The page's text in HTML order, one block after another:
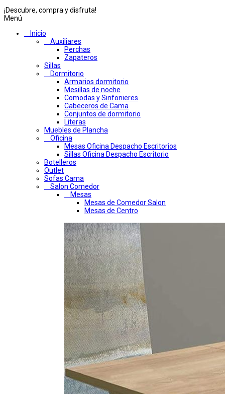
¡Descubre, compra y disfruta!
Menú
Inicio
Auxiliares
Perchas
Zapateros
Sillas
Dormitorio
Armarios dormitorio
Mesillas de noche
Comodas y Sinfonieres
Cabeceros de Cama
Conjuntos de dormitorio
Literas
Muebles de Plancha
Oficina
Mesas Oficina Despacho Escritorios
Sillas Oficina Despacho Escritorio
Botelleros
Outlet
Sofas Cama
Salon Comedor
Mesas
Mesas de Comedor Salon
Mesas de Centro